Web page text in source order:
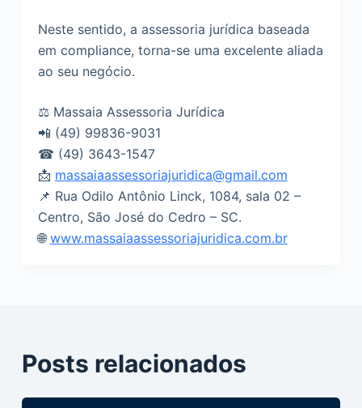
Neste sentido, a assessoria jurídica baseada
em compliance, torna-se uma excelente aliada
ao seu negócio.
⚖ Massaia Assessoria Jurídica
📲 (49) 99836-9031
☎ (49) 3643-1547
📩 massaiaassessoriajuridica@gmail.com
📌 Rua Odilo Antônio Linck, 1084, sala 02 –
Centro, São José do Cedro – SC.
🌐 www.massaiaassessoriajuridica.com.br
Posts relacionados